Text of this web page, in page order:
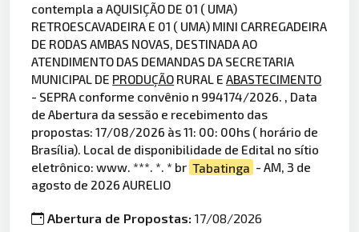
contempla a AQUISIÇÃO DE 01 ( UMA)
RETROESCAVADEIRA E 01 ( UMA) MINI CARREGADEIRA
DE RODAS AMBAS NOVAS, DESTINADA AO
ATENDIMENTO DAS DEMANDAS DA SECRETARIA
MUNICIPAL DE PRODUÇÃO RURAL EABASTECIMENTO
- SEPRA conforme convênio n 994174/2026. , Data
de Abertura da sessão e recebimento das
propostas: 17/08/2026 às 11: 00: 00hs ( horário de
Brasília). Local de disponibilidade de Edital no sítio
eletrônico: www. ***. *. * br Tabatinga - AM, 3 de
agosto de 2026 AURELIO
Abertura de Propostas:17/08/2026